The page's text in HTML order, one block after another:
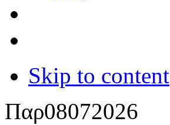
Skip to content
Παρ08072026